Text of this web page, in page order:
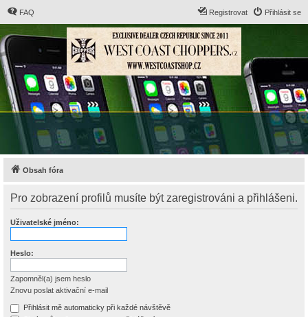
FAQ Přihlásit se
Registrovat
Obsah fóra
Pro zobrazení profilů musíte být zaregistrováni a přihlášeni.
Uživatelské jméno:
Heslo:
Zapomněl(a) jsem heslo
Znovu poslat aktivační e-mail
Přihlásit mě automaticky při každé návštěvě